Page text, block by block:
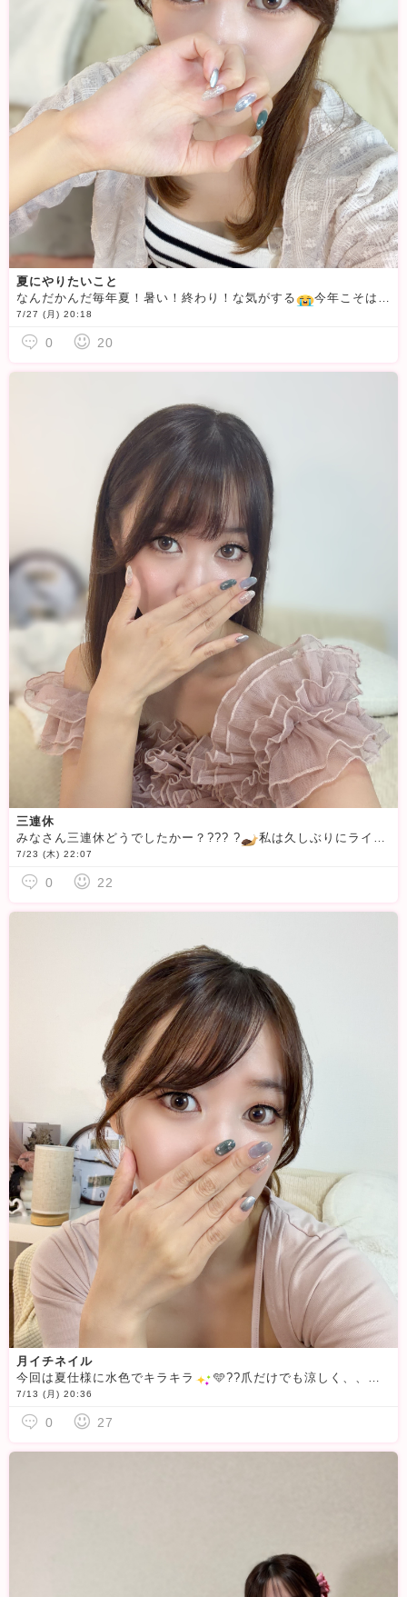
夏にやりたいこと
なんだかんだ毎年夏！暑い！終わり！な気がする
今年こそはやりたいことを書いてみようと思います
7/27 (月) 20:18
0 20
三連休
みなさん三連休どうでしたかー？?︎︎︎︎?? ?
私は久しぶりにライブに行ってきました
7/23 (木) 22:07
0 22
月イチネイル
今回は夏仕様に水色でキラキラ
️🩵??爪だけでも涼しく、、
7/13 (月) 20:36
0 27